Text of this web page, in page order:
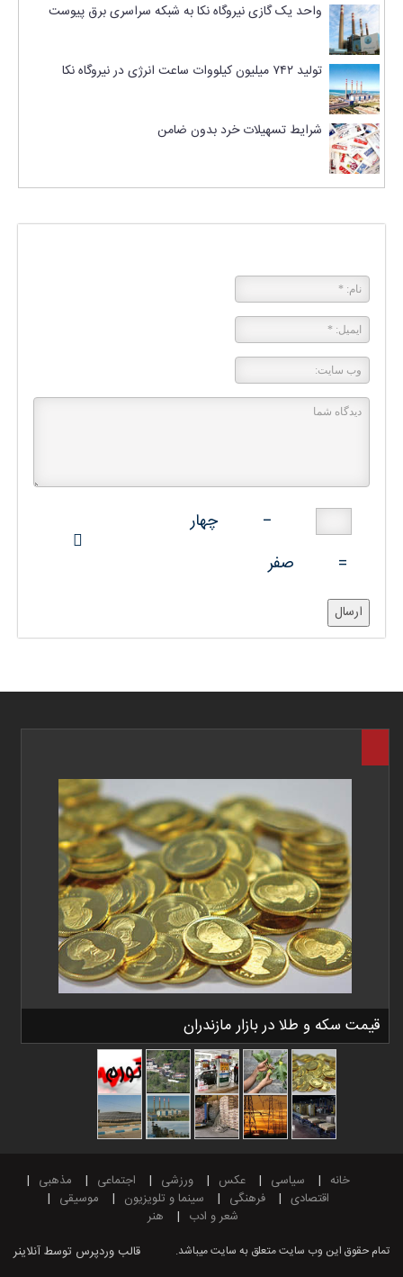
واحد یک گازی نیروگاه نکا به شبکه سراسری برق پیوست
تولید ۷۴۲ میلیون کیلووات ساعت انرژی در نیروگاه نکا
شرایط تسهیلات خرد بدون ضامن
−
چهار
=
صفر
ارسال
قیمت سکه و طلا در بازار مازندران
خانه سیاسی عکس ورزشی اجتماعی
مذهبی
اقتصادی
فرهنگی سینما و تلویزیون
موسیقی
شعر و ادب
هنر
قالب وردپرس توسط آنلاینر تمام حقوق این وب سایت متعلق به سایت میباشد.